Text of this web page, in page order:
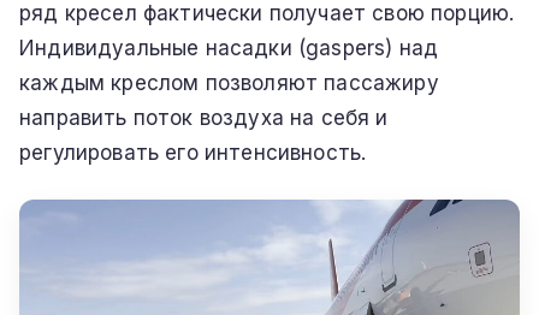
ряд кресел фактически получает свою порцию.
Индивидуальные насадки (gaspers) над
каждым креслом позволяют пассажиру
направить поток воздуха на себя и
регулировать его интенсивность.